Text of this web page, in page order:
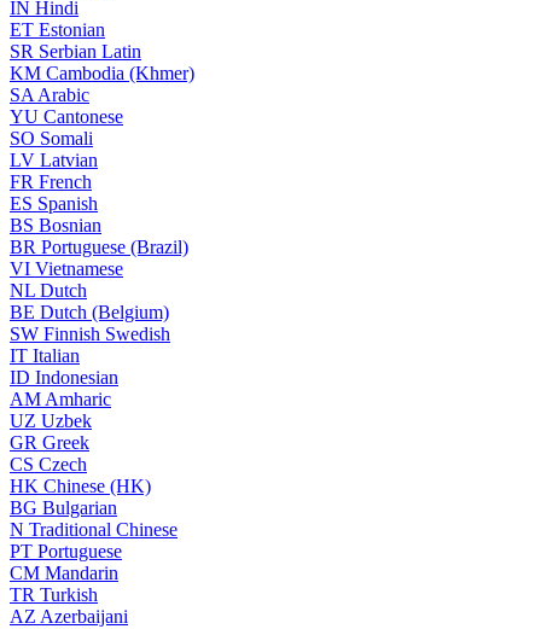
IN Hindi
ET Estonian
SR Serbian Latin
KM Cambodia (Khmer)
SA Arabic
YU Cantonese
SO Somali
LV Latvian
FR French
ES Spanish
BS Bosnian
BR Portuguese (Brazil)
VI Vietnamese
NL Dutch
BE Dutch (Belgium)
SW Finnish Swedish
IT Italian
ID Indonesian
AM Amharic
UZ Uzbek
GR Greek
CS Czech
HK Chinese (HK)
BG Bulgarian
N Traditional Chinese
PT Portuguese
CM Mandarin
TR Turkish
AZ Azerbaijani